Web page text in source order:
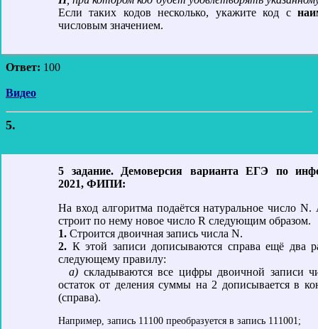
Если таких кодов несколько, укажите код с
числовым значением.
Ответ: 100
Видео
5.
5 задание. Демоверсия варианта ЕГЭ по
2021, ФИПИ:
На вход алгоритма подаётся натуральное число N.
строит по нему новое число R следующим образом.
1. Строится двоичная запись числа N.
2. К этой записи дописываются справа ещё два
следующему правилу:
а) складываются все цифры двоичной записи
остаток от деления суммы на 2 дописывается в
(справа).
Например, запись 11100 преобразуется в запись 111001;